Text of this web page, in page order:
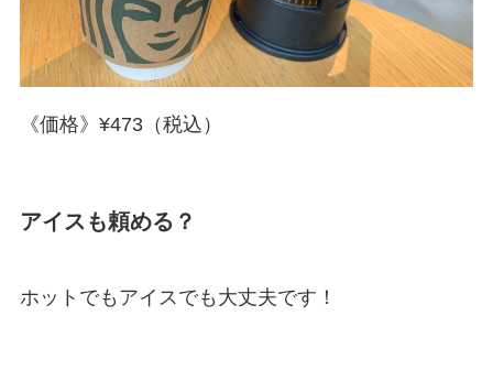
《価格》¥473（税込）
アイスも頼める？
ホットでもアイスでも大丈夫です！